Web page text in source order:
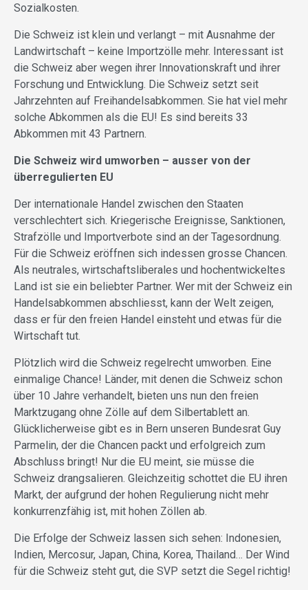
Sozialkosten.
Die Schweiz ist klein und verlangt – mit Ausnahme der
Landwirtschaft – keine Importzölle mehr. Interessant ist
die Schweiz aber wegen ihrer Innovationskraft und ihrer
Forschung und Entwicklung. Die Schweiz setzt seit
Jahrzehnten auf Freihandelsabkommen. Sie hat viel mehr
solche Abkommen als die EU! Es sind bereits 33
Abkommen mit 43 Partnern.
Die Schweiz wird umworben – ausser von der
überregulierten EU
Der internationale Handel zwischen den Staaten
verschlechtert sich. Kriegerische Ereignisse, Sanktionen,
Strafzölle und Importverbote sind an der Tagesordnung.
Für die Schweiz eröffnen sich indessen grosse Chancen.
Als neutrales, wirtschaftsliberales und hochentwickeltes
Land ist sie ein beliebter Partner. Wer mit der Schweiz ein
Handelsabkommen abschliesst, kann der Welt zeigen,
dass er für den freien Handel einsteht und etwas für die
Wirtschaft tut.
Plötzlich wird die Schweiz regelrecht umworben. Eine
einmalige Chance! Länder, mit denen die Schweiz schon
über 10 Jahre verhandelt, bieten uns nun den freien
Marktzugang ohne Zölle auf dem Silbertablett an.
Glücklicherweise gibt es in Bern unseren Bundesrat Guy
Parmelin, der die Chancen packt und erfolgreich zum
Abschluss bringt! Nur die EU meint, sie müsse die
Schweiz drangsalieren. Gleichzeitig schottet die EU ihren
Markt, der aufgrund der hohen Regulierung nicht mehr
konkurrenzfähig ist, mit hohen Zöllen ab.
Die Erfolge der Schweiz lassen sich sehen: Indonesien,
Indien, Mercosur, Japan, China, Korea, Thailand… Der Wind
für die Schweiz steht gut, die SVP setzt die Segel richtig!